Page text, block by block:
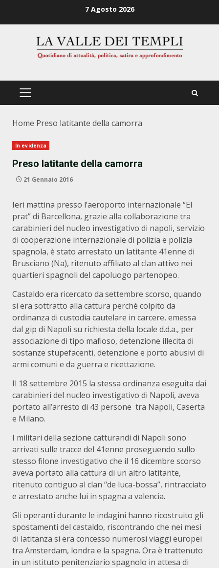
7 Agosto 2026
PRIMÄRES
Home Preso latitante della camorra
In evidenza
Preso latitante della camorra
21 Gennaio 2016
Ieri mattina presso l’aeroporto internazionale “El
prat” di Barcellona, grazie alla collaborazione tra
carabinieri del nucleo investigativo di napoli, servizio
di cooperazione internazionale di polizia e polizia
spagnola, è stato arrestato un latitante 41enne di
Brusciano (Na), ritenuto affiliato al clan attivo nei
quartieri spagnoli del capoluogo partenopeo.
Castaldo era ricercato da settembre scorso, quando
si era sottratto alla cattura perché colpito da
ordinanza di custodia cautelare in carcere, emessa
dal gip di Napoli su richiesta della locale d.d.a., per
associazione di tipo mafioso, detenzione illecita di
sostanze stupefacenti, detenzione e porto abusivi di
armi comuni e da guerra e ricettazione.
Il 18 settembre 2015 la stessa ordinanza eseguita dai
carabinieri del nucleo investigativo di Napoli, aveva
portato all’arresto di 43 persone tra Napoli, Caserta
e Milano.
I militari della sezione catturandi di Napoli sono
arrivati sulle tracce del 41enne proseguendo sullo
stesso filone investigativo che il 16 dicembre scorso
aveva portato alla cattura di un altro latitante,
ritenuto contiguo al clan “de luca-bossa”, rintracciato
e arrestato anche lui in spagna a valencia.
Gli operanti durante le indagini hanno ricostruito gli
spostamenti del castaldo, riscontrando che nei mesi
di latitanza si era concesso numerosi viaggi europei
tra Amsterdam, londra e la spagna. Ora è trattenuto
in un istituto penitenziario spagnolo in attesa di